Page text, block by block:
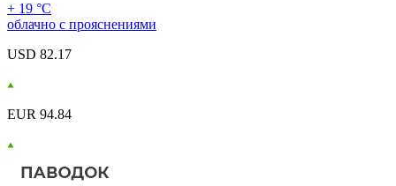
+ 19 °С
облачно с прояснениями
USD 82.17
EUR 94.84